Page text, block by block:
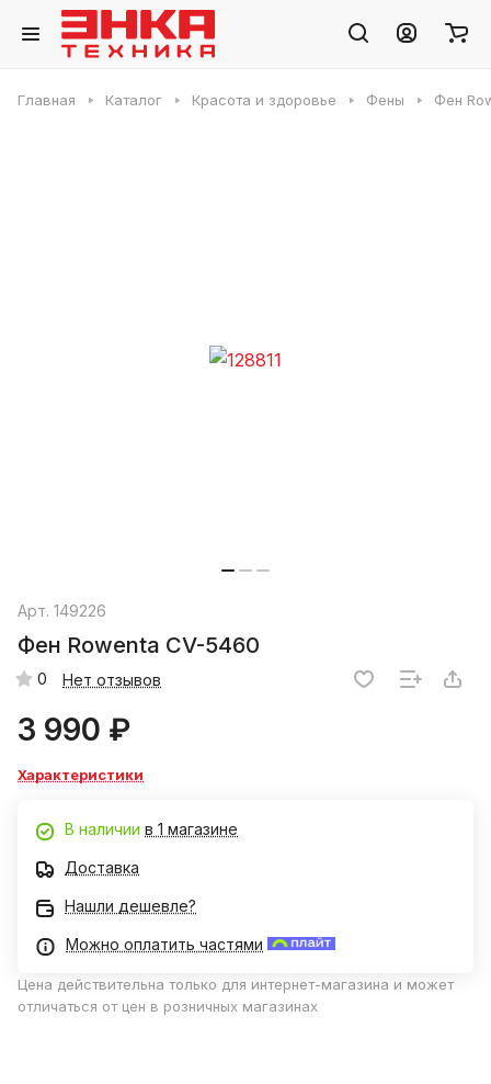
Главная Каталог Красота и здоровье Фены Фен
Арт. 149226
Фен Rowenta CV-5460
0 Нет отзывов
3 990 ₽
Характеристики
В наличии в 1 магазине
Доставка
Нашли дешевле?
Можно оплатить частями
Цена действительна только для интернет-магазина и может
отличаться от цен в розничных магазинах